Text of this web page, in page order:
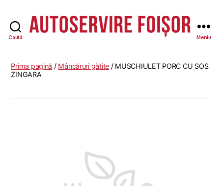
Caută
-
Meniu
Prima pagină / Mâncăruri gătite / MUSCHIULET PORC CU SOS
ZINGARA